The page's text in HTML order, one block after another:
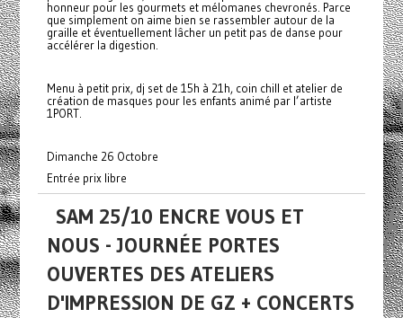
honneur pour les gourmets et mélomanes chevronés. Parce
que simplement on aime bien se rassembler autour de la
graille et éventuellement lâcher un petit pas de danse pour
accélérer la digestion.
Menu à petit prix, dj set de 15h à 21h, coin chill et atelier de
création de masques pour les enfants animé par l’artiste
1PORT.
Dimanche 26 Octobre
Entrée prix libre
SAM 25/10 ENCRE VOUS ET
NOUS - JOURNÉE PORTES
OUVERTES DES ATELIERS
D'IMPRESSION DE GZ + CONCERTS